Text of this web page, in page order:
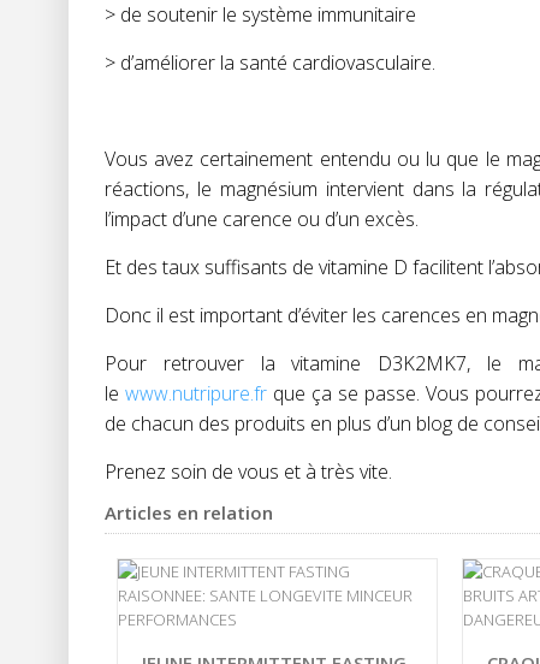
> de soutenir le système immunitaire
> d’améliorer la santé cardiovasculaire.
Vous avez certainement entendu ou lu que le
réactions, le magnésium intervient dans la
l’impact d’une carence ou d’un excès.
Et des taux suffisants de vitamine D facilitent
Donc il est important d’éviter les carences en
Pour retrouver la vitamine D3K2MK7, le
le www.nutripure.fr que ça se passe. Vous
de chacun des produits en plus d’un blog de
Prenez soin de vous et à très vite.
Articles en relation